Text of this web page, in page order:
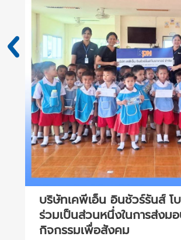
บริษัทเคพีเอ็น อินชัวร์รันส์ โ
ร่วมเป็นส่วนหนึ่งในการส่งม
กิจกรรมเพื่อสังคม